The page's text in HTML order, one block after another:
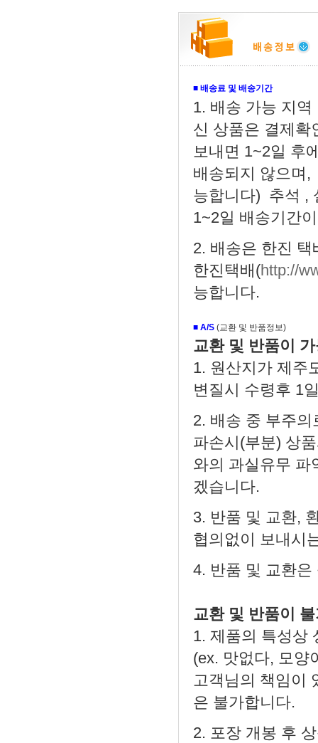
■ 배송료 및 배송기간
1. 배송 가능 지
신 상품은 결제
보내면 1~2일 후
배송되지 않으며
능합니다) 추석 ,
1~2일 배송기간
2. 배송은 한진
한진택배(http://
능합니다.
■ A/S (교환 및 반품정보)
교환 및 반품이
1. 원산지가 제주
변질시 수령후 1
2. 배송 중 부주
파손시(부분) 상
와의 과실유무 파
겠습니다.
3. 반품 및 교환,
협의없이 보내시
4. 반품 및 교환
교환 및 반품이
1. 제품의 특성상
(ex. 맛없다, 모양
고객님의 책임이
은 불가합니다.
2. 포장 개봉 후